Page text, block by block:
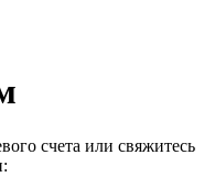
счета или свяжитесь